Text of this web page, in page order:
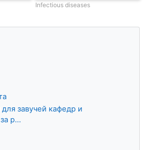
Infectious diseases
завучей кафедр и
р...